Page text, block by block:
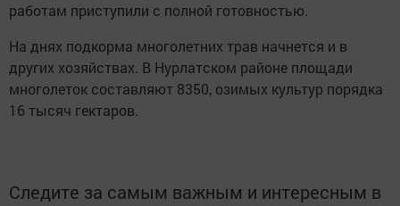
работам приступили с полной готовностью.
На днях подкорма многолетних трав начнется и в
других хозяйствах. В Нурлатском районе площади
многолеток составляют 8350, озимых культур порядка
16 тысяч гектаров.
Следите за самым важным и интересным в